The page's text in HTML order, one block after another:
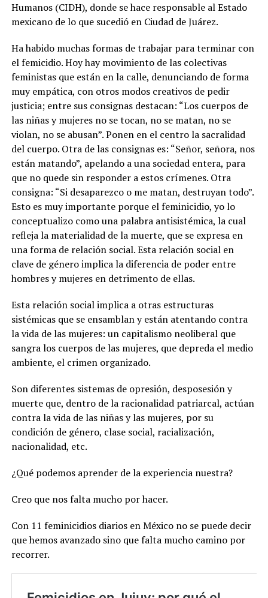
Humanos (CIDH), donde se hace responsable al Estado
mexicano de lo que sucedió en Ciudad de Juárez.
Ha habido muchas formas de trabajar para terminar con
el femicidio. Hoy hay movimiento de las colectivas
feministas que están en la calle, denunciando de forma
muy empática, con otros modos creativos de pedir
justicia; entre sus consignas destacan: “Los cuerpos de
las niñas y mujeres no se tocan, no se matan, no se
violan, no se abusan”. Ponen en el centro la sacralidad
del cuerpo. Otra de las consignas es: “Señor, señora, nos
están matando”, apelando a una sociedad entera, para
que no quede sin responder a estos crímenes. Otra
consigna: “Si desaparezco o me matan, destruyan todo”.
Esto es muy importante porque el feminicidio, yo lo
conceptualizo como una palabra antisistémica, la cual
refleja la materialidad de la muerte, que se expresa en
una forma de relación social. Esta relación social en
clave de género implica la diferencia de poder entre
hombres y mujeres en detrimento de ellas.
Esta relación social implica a otras estructuras
sistémicas que se ensamblan y están atentando contra
la vida de las mujeres: un capitalismo neoliberal que
sangra los cuerpos de las mujeres, que depreda el medio
ambiente, el crimen organizado.
Son diferentes sistemas de opresión, desposesión y
muerte que, dentro de la racionalidad patriarcal, actúan
contra la vida de las niñas y las mujeres, por su
condición de género, clase social, racialización,
nacionalidad, etc.
¿Qué podemos aprender de la experiencia nuestra?
Creo que nos falta mucho por hacer.
Con 11 feminicidios diarios en México no se puede decir
que hemos avanzado sino que falta mucho camino por
recorrer.